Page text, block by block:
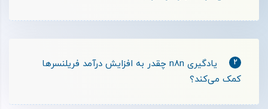
2
یادگیری n8n چقدر به افزایش درآمد فریلنسرها
کمک می‌کند؟